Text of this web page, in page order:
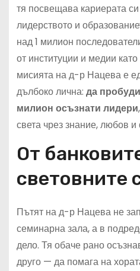
тя посвещава кариерата
лидерството и
над 1 милион
от институции и медии
мисията на д-р Нацева е
дълбоко лична: да
милион осъзнати лидери
света чрез знание, любов и
От
световните
Пътят на д-р Нацева не
семинарна зала, а в
дело. Тя обаче рано
друго — да помага на